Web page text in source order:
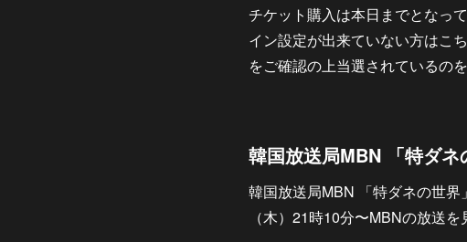
チケット購入は本日までとなっ
イン設定が出来ていない方はこ
をご確認の上当選されているの
韓国放送局MBN 「特ダ
韓国放送局MBN 「特ダネの世
（木）21時10分〜MBNの放送を